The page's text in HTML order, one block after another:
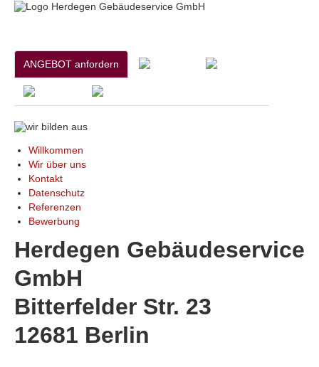
ANGEBOT anfordern
Willkommen
Wir über uns
Kontakt
Datenschutz
Referenzen
Bewerbung
Herdegen Gebäudeservice
GmbH
Bitterfelder Str. 23
12681 Berlin